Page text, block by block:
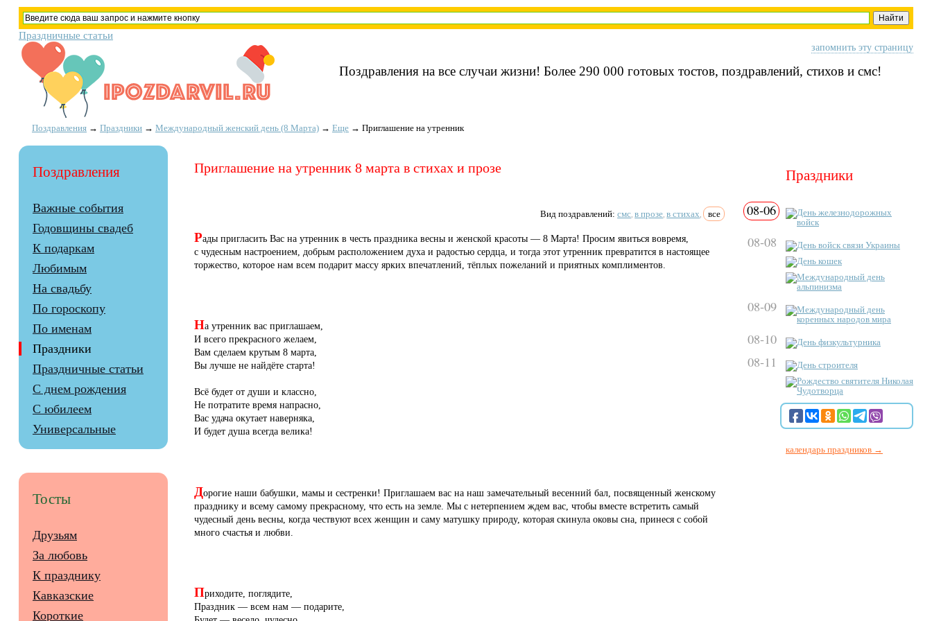
Праздничные статьи
запомнить эту страницу
Поздравления на все случаи жизни! Более 290 000 готовых тостов, поздравлений, стихов и смс!
Поздравления → Праздники → Международный женский день (8 Марта) → Еще → Приглашение на утренник
Приглашение на утренник 8 марта в стихах и прозе
Вид поздравлений:смс, в прозе, в стихах, все
Рады пригласить Вас на утренник в честь праздника весны и женской красоты — 8 Марта! Просим явиться вовремя,
с чудесным настроением, добрым расположением духа и радостью сердца, и тогда этот утренник превратится в настоящее
торжество, которое нам всем подарит массу ярких впечатлений, тёплых пожеланий и приятных комплиментов.
На утренник вас приглашаем,
И всего прекрасного желаем,
Вам сделаем крутым 8 марта,
Вы лучше не найдёте старта!
Всё будет от души и классно,
Не потратите время напрасно,
Вас удача окутает наверняка,
И будет душа всегда велика!
Дорогие наши бабушки, мамы и сестренки! Приглашаем вас на наш замечательный весенний бал, посвященный женскому
празднику и всему самому прекрасному, что есть на земле. Мы с нетерпением ждем вас, чтобы вместе встретить самый
чудесный день весны, когда чествуют всех женщин и саму матушку природу, которая скинула оковы сна, принеся с собой
много счастья и любви.
Приходите, поглядите,
Праздник — всем нам — подарите,
Поздравления
Важные события
Годовщины свадеб
К подаркам
Любимым
На свадьбу
По гороскопу
По именам
Праздники
Праздничные статьи
С днем рождения
С юбилеем
Универсальные
Тосты
Друзьям
За любовь
К празднику
Кавказские
Короткие
Праздники
08-06
День железнодорожных
войск
08-08
День войск связи Украины
День кошек
Международный день
альпинизма
08-09
Международный день
коренных народов мира
08-10 День физкультурника
08-11
День строителя
Рождество святителя Николая
Чудотворца
календарь праздников →